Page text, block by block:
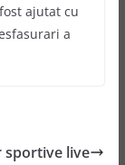
ajutat cu
a
sportive live